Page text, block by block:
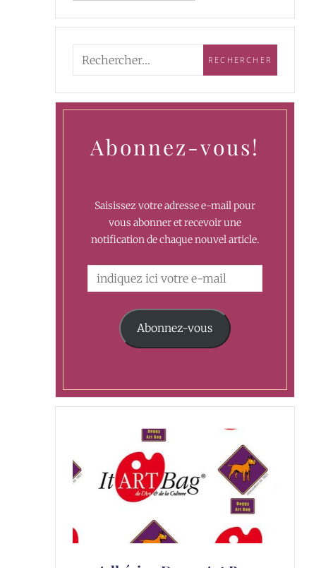
Abonnez-vous!
Saisissez votre adresse e-mail pour
vous abonner et recevoir une
notification de chaque nouvel article.
Abonnez-vous